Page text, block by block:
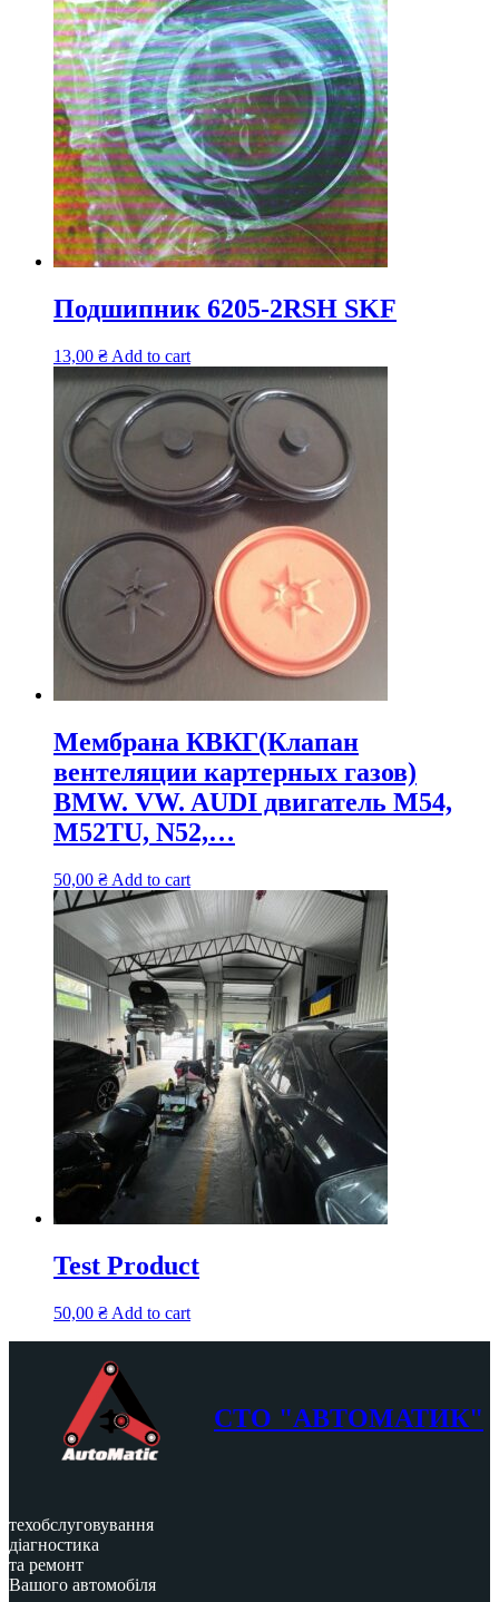
Подшипник 6205-2RSH SKF
13,00 ₴ Add to cart
Мембрана КВКГ(Клапан
вентеляции картерных газов)
BMW. VW. AUDI двигатель M54,
M52TU, N52,…
50,00 ₴ Add to cart
Test Product
50,00 ₴ Add to cart
СТО "АВТОМАТИК"
техобслуговування
діагностика
та ремонт
Вашого автомобіля